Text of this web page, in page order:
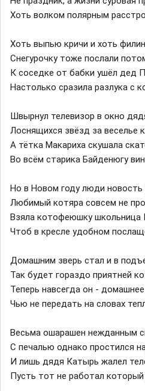
Хоть волком полярным
Хоть выпью кричи и хоть
Снегурочку тоже послали
К соседке от бабки ушёл дед
Настолько сразила разлука с
Швырнул телевизор в окно
Лоснящихся звёзд за веселье
А тётка Макариха скушала
Во всём старика Байденюгу
Но в Новом году люди новость
Любимый котяра совсем не
Взяла котофеюшку школьница
Чтоб в кресле удобном
Домашним зверь стал и в
Так будет гораздо приятней
Теперь навсегда он -
Чью не передать на словах
Весьма ошарашен нежданным
С печалью однако простился
И лишь дядя Катырь жалел
Пусть тот не работал который